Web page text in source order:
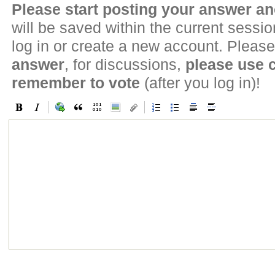
Please start posting your answer
will be saved within the current
log in or create a new account.
answer, for discussions, please use
remember to vote (after you log in)!